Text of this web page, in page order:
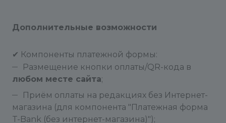
Дополнительные возможности
✔ Компоненты платежной формы:
Размещение кнопки оплаты/QR-кода в
любом месте сайта;
Приём оплаты на редакциях без Интернет-
магазина (для компонента "Платежная форма
T-Bank (без интернет-магазина)");